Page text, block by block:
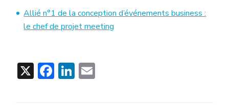
Allié n°1 de la conception d’événements business :
le chef de projet meeting
X Facebook
LinkedIn